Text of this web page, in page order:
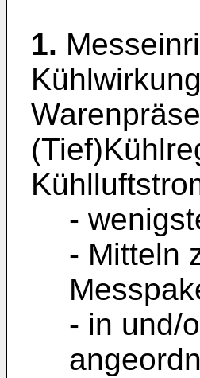
1.
-
- Mitteln
- in und/